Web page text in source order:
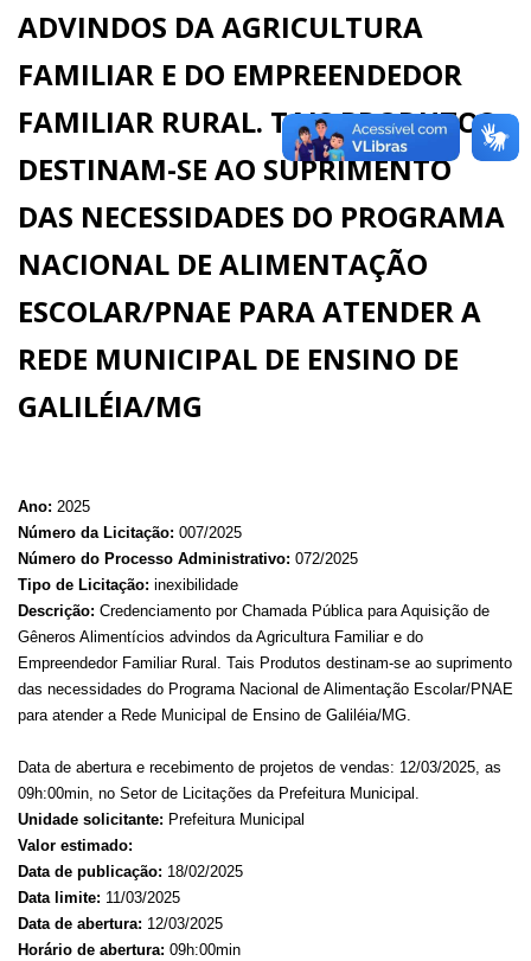
ADVINDOS DA AGRICULTURA
FAMILIAR E DO EMPREENDEDOR
FAMILIAR RURAL. TAIS PRODUTOS
DESTINAM-SE AO SUPRIMENTO
DAS NECESSIDADES DO PROGRAMA
NACIONAL DE ALIMENTAÇÃO
ESCOLAR/PNAE PARA ATENDER A
REDE MUNICIPAL DE ENSINO DE
GALILÉIA/MG
Ano: 2025
Número da Licitação: 007/2025
Número do Processo Administrativo: 072/2025
Tipo de Licitação: inexibilidade
Descrição: Credenciamento por Chamada Pública para Aquisição de
Gêneros Alimentícios advindos da Agricultura Familiar e do
Empreendedor Familiar Rural. Tais Produtos destinam-se ao suprimento
das necessidades do Programa Nacional de Alimentação Escolar/PNAE
para atender a Rede Municipal de Ensino de Galiléia/MG.
Data de abertura e recebimento de projetos de vendas: 12/03/2025, as
09h:00min, no Setor de Licitações da Prefeitura Municipal.
Unidade solicitante: Prefeitura Municipal
Valor estimado:
Data de publicação: 18/02/2025
Data limite: 11/03/2025
Data de abertura: 12/03/2025
Horário de abertura: 09h:00min